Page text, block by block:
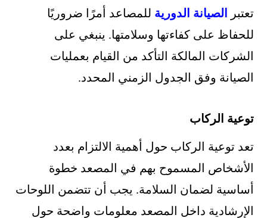
تعتبر الصيانة الدورية للمصاعد أمرًا ضروريًا
للحفاظ على كفاءتها وسلامتها. ينبغي على
الشركات المالكة التأكد من القيام بعمليات
الصيانة وفق الجدول الزمني المحدد.
توعية الركاب
تعد توعية الركاب حول أهمية الالتزام بعدد
الأشخاص المسموح بهم في المصعد خطوة
أساسية لضمان السلامة. يجب أن تتضمن اللوحات
الإرشادية داخل المصعد معلومات واضحة حول